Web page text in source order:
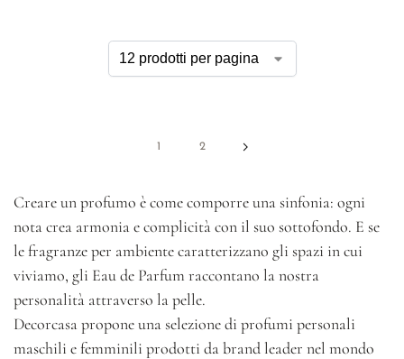
1 2
Creare un profumo è come comporre una sinfonia: ogni
nota crea armonia e complicità con il suo sottofondo. E se
le fragranze per ambiente caratterizzano gli spazi in cui
viviamo, gli Eau de Parfum raccontano la nostra
personalità attraverso la pelle.
Decorcasa propone una selezione di profumi personali
maschili e femminili prodotti da brand leader nel mondo